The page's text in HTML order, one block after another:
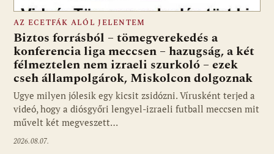
AZ ECETFÁK ALÓL JELENTEM
Biztos forrásból – tömegverekedés a
konferencia liga meccsen – hazugság, a két
félmeztelen nem izraeli szurkoló – ezek
cseh állampolgárok, Miskolcon dolgoznak
Ugye milyen jólesik egy kicsit zsidózni. Vírusként terjed a
videó, hogy a diósgyőri lengyel-izraeli futball meccsen mit
művelt két megveszett…
2026.08.07.